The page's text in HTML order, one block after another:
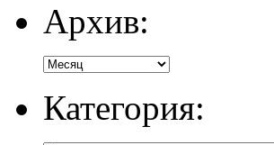
Архив:
Категория: